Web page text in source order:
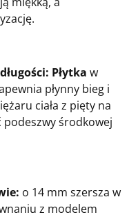
Płytka w
płynny bieg i
ciała z pięty na
środkowej
o 14 mm szersza w
z modelem